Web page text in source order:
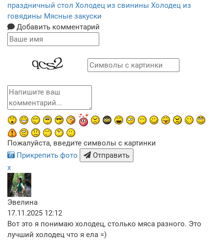
праздничный стол Холодец из свинины Холодец из
говядины Мясные закуски
Добавить комментарий
Пожалуйста, введите символы с картинки
Прикрепить фото
Отправить
x
Эвелина
17.11.2025 12:12
Вот это я понимаю холодец, столько мяса разного. Это
лучший холодец что я ела =)